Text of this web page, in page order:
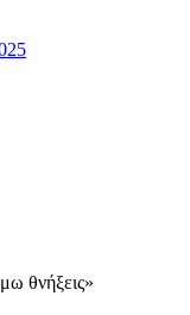
θνήξεις»